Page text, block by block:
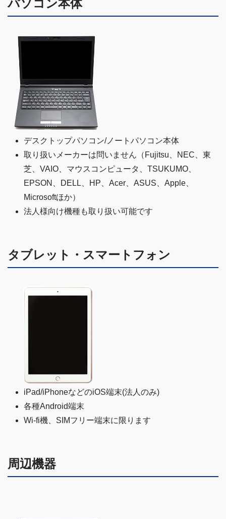
パソコン本体
デスクトップパソコン/ノートパソコン本体
取り扱いメーカーは問いません（Fujitsu、NEC、東
芝、VAIO、マウスコンピュータ、TSUKUMO、
EPSON、DELL、HP、Acer、ASUS、Apple、
Microsoftほか）
法人様向け機種も取り扱い可能です
タブレット・スマートフォン
iPad/iPhoneなどのiOS端末(法人のみ)
各種Android端末
Wi-fi機、SIMフリー端末に限ります
周辺機器